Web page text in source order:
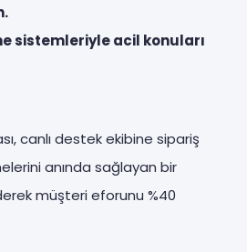
sistemleriyle acil konuları
canlı destek ekibine sipariş
anında sağlayan bir
müşteri eforunu %40